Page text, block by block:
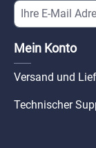
Mein Konto
Versand und
Technischer